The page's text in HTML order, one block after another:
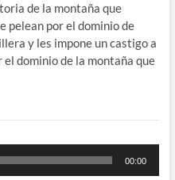
de la montaña que
pelean por el dominio de
y les impone un castigo a
dominio de la montaña que
00:00